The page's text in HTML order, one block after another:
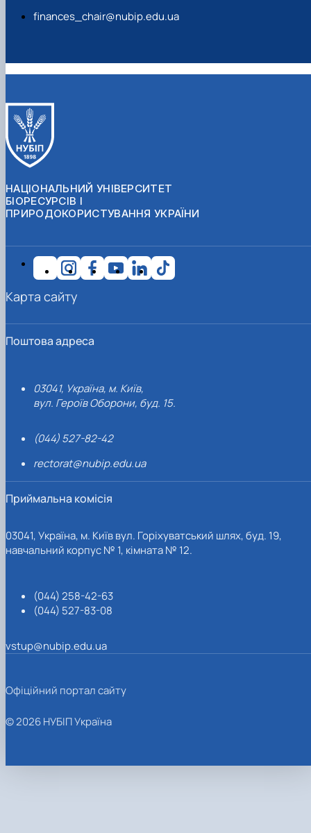
finances_chair@nubip.edu.ua
НАЦІОНАЛЬНИЙ УНІВЕРСИТЕТ
БІОРЕСУРСІВ І
ПРИРОДОКОРИСТУВАННЯ УКРАЇНИ
Поштова адреса
03041, Україна, м. Київ,
вул. Героїв Оборони, буд. 15.
(044) 527-82-42
rectorat@nubip.edu.ua
Приймальна комісія
03041, Україна, м. Київ вул. Горіхуватський шлях, буд. 19,
навчальний корпус № 1, кімната № 12.
(044) 258-42-63
(044) 527-83-08
vstup@nubip.edu.ua
Карта сайту
Офіційний портал сайту
© 2026 НУБІП Україна